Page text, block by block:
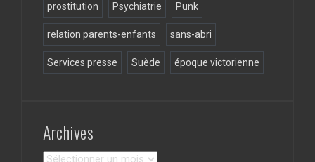
prostitution Psychiatrie Punk
relation parents-enfants sans-abri
Services presse Suède époque victorienne
Archives
Archives